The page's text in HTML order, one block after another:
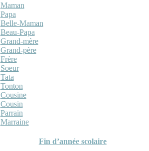
Maman
Papa
Belle-Maman
Beau-Papa
Grand-mère
Grand-père
Frère
Soeur
Tata
Tonton
Cousine
Cousin
Parrain
Marraine
Fin d’année scolaire